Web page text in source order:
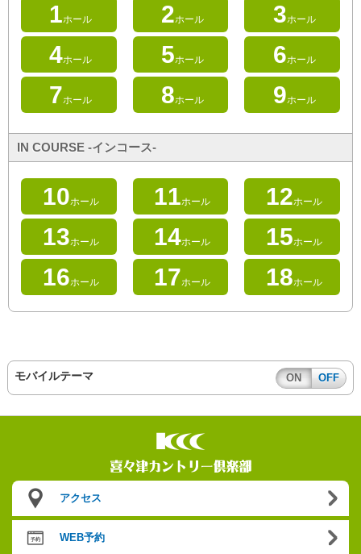
1ホール 2ホール 3ホール
4ホール 5ホール 6ホール
7ホール 8ホール 9ホール
IN COURSE -インコース-
10ホール 11ホール 12ホール
13ホール 14ホール 15ホール
16ホール 17ホール 18ホール
モバイルテーマ ON OFF
アクセス
WEB予約